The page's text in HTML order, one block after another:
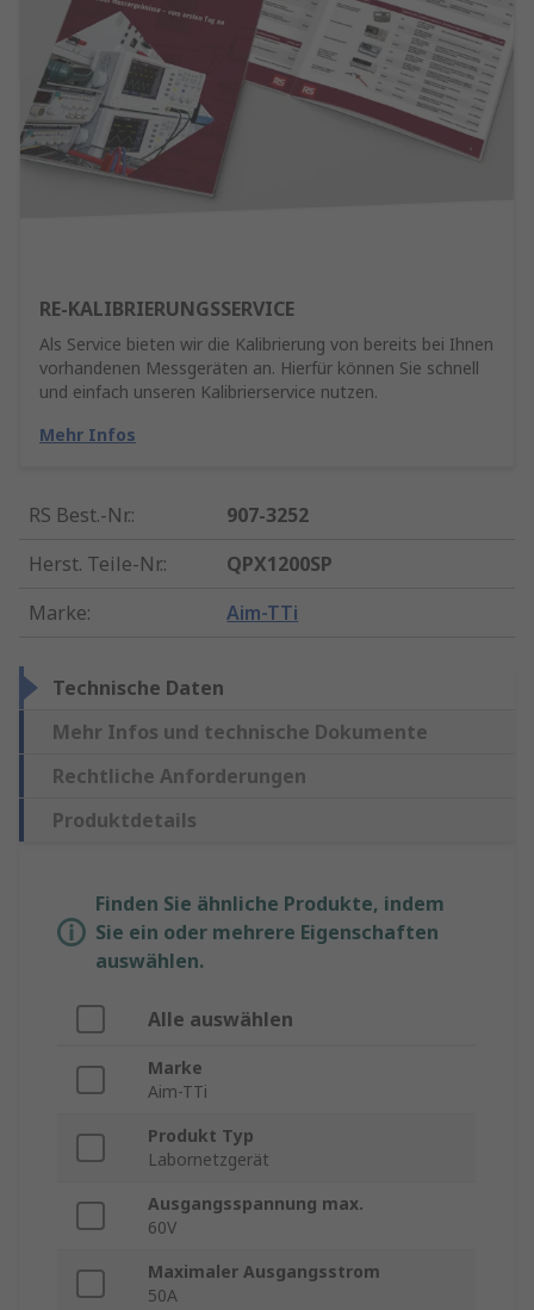
RE-KALIBRIERUNGSSERVICE
Als Service bieten wir die Kalibrierung von bereits bei Ihnen
vorhandenen Messgeräten an. Hierfür können Sie schnell
und einfach unseren Kalibrierservice nutzen.
Mehr Infos
RS Best.-Nr.:
907-3252
Herst. Teile-Nr.:
QPX1200SP
Marke: Aim-TTi
Technische Daten
Mehr Infos und technische Dokumente
Rechtliche Anforderungen
Produktdetails
Finden Sie ähnliche Produkte, indem
Sie ein oder mehrere Eigenschaften
auswählen.
Alle auswählen
Marke
Aim-TTi
Produkt Typ
Labornetzgerät
Ausgangsspannung max.
60V
Maximaler Ausgangsstrom
50A